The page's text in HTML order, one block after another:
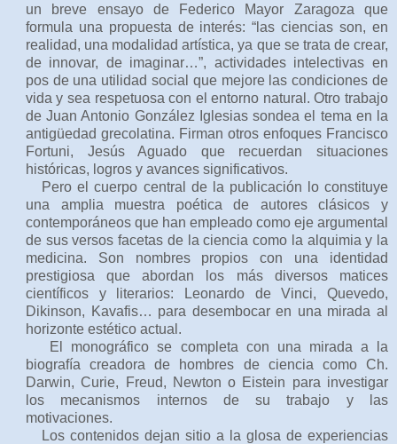
un breve ensayo de Federico Mayor Zaragoza que
formula una propuesta de interés: “las ciencias son, en
realidad, una modalidad artística, ya que se trata de crear,
de innovar, de imaginar…”, actividades intelectivas en
pos de una utilidad social que mejore las condiciones de
vida y sea respetuosa con el entorno natural. Otro trabajo
de Juan Antonio González Iglesias sondea el tema en la
antigüedad grecolatina. Firman otros enfoques Francisco
Fortuni, Jesús Aguado que recuerdan situaciones
históricas, logros y avances significativos.
Pero el cuerpo central de la publicación lo constituye
una amplia muestra poética de autores clásicos y
contemporáneos que han empleado como eje argumental
de sus versos facetas de la ciencia como la alquimia y la
medicina. Son nombres propios con una identidad
prestigiosa que abordan los más diversos matices
científicos y literarios: Leonardo de Vinci, Quevedo,
Dikinson, Kavafis… para desembocar en una mirada al
horizonte estético actual.
El monográfico se completa con una mirada a la
biografía creadora de hombres de ciencia como Ch.
Darwin, Curie, Freud, Newton o Eistein para investigar
los mecanismos internos de su trabajo y las
motivaciones.
Los contenidos dejan sitio a la glosa de experiencias